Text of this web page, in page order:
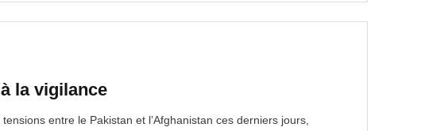
la vigilance
entre le Pakistan et l’Afghanistan ces derniers jours,